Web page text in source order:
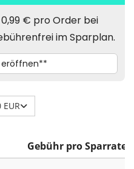
EUR
Gebühr pro Sparrate